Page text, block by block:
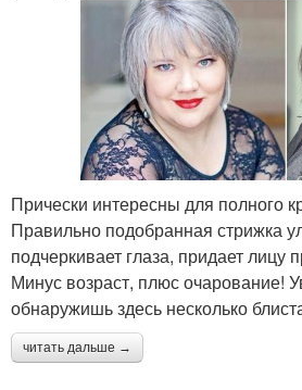
Прически интересны для полного
Правильно подобранная стрижка
подчеркивает глаза, придает лицу
Минус возраст, плюс очарование!
обнаружишь здесь несколько
читать дальше →